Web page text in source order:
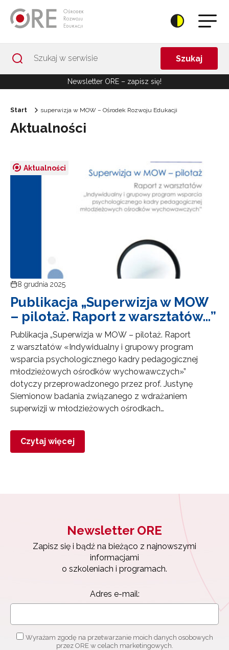
Szukaj
Newsletter ORE – zapisz się!
Start superwizja w MOW – Ośrodek Rozwoju Edukacji
Aktualności
Aktualności
8 grudnia 2025
Publikacja „Superwizja w MOW
– pilotaż. Raport z warsztatów…”
Publikacja „Superwizja w MOW – pilotaż. Raport
z warsztatów «Indywidualny i grupowy program
wsparcia psychologicznego kadry pedagogicznej
młodzieżowych ośrodków wychowawczych»”
dotyczy przeprowadzonego przez prof. Justynę
Siemionow badania związanego z wdrażaniem
superwizji w młodzieżowych ośrodkach…
Czytaj więcej
Newsletter ORE
Zapisz się i bądź na bieżąco z najnowszymi
informacjami
o szkoleniach i programach.
Adres e-mail:
Wyrażam zgodę na przetwarzanie moich danych osobowych
przez ORE w celach marketingowych.